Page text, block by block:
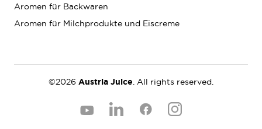
Aromen für Backwaren
Aromen für Milchprodukte und Eiscreme
©2026 Austria Juice . All rights reserved.